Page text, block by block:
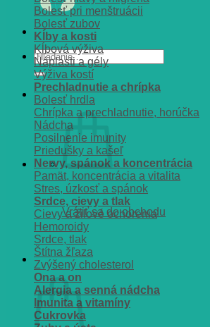
Hľadať:
Vrátiť sa do obchodu
Košík
Bolesť pri menštruácii
Bolesť zubov
Kĺby a kosti
Kĺbová výživa
Náplasti a gély
Výživa kostí
Prechladnutie a chrípka
Bolesť hrdla
Chrípka a prechladnutie, horúčka
Nádcha
Posilnenie imunity
Priedušky a kašeľ
Nervy, spánok a koncentrácia
Pamät, koncentrácia a vitalita
Stres, úzkosť a spánok
Srdce, cievy a tlak
Cievy a žilové ochorenia
Hemoroidy
Srdce, tlak
Štítna žľaza
Zvýšený cholesterol
Ona a on
Alergia a senná nádcha
Imunita a vitamíny
Cukrovka